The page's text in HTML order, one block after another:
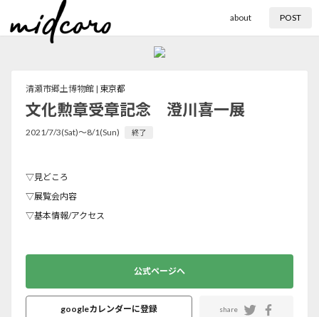
about POST
清瀬市郷土博物館 | 東京都
文化勲章受章記念 澄川喜一展
2021/7/3(Sat)〜8/1(Sun) 終了
▽見どころ
▽展覧会内容
▽基本情報/アクセス
公式ページへ
googleカレンダーに登録 share